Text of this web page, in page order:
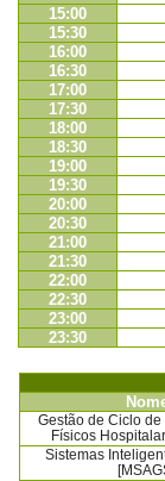
15:00
15:30
16:00
16:30
17:00
17:30
18:00
18:30
19:00
19:30
20:00
20:30
21:00
21:30
22:00
22:30
23:00
23:30
Gestão de Ciclo de
Físicos
Sistemas